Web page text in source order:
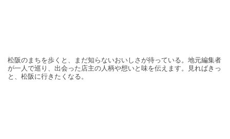
松阪のまちを歩くと、まだ知らないおいしさが待っている。地元編集者
が一人で巡り、出会った店主の人柄や想いと味を伝えます。見ればきっ
と、松阪に行きたくなる。